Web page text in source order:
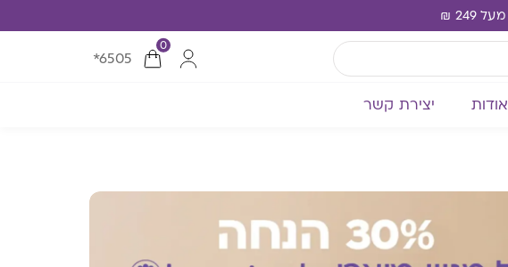
0
*6505
אודות יצירת קשר